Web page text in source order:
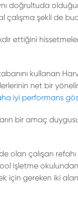
doğrultuda
çalışma şekli de
ettiğini
kullanan
net bir
iyi performans
bir amaç
olan çalışan
işletme
için gereken iki